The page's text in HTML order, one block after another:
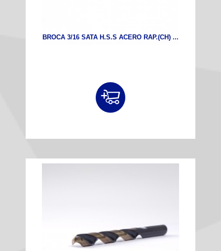
BROCA 3/16 SATA H.S.S ACERO RAP.(CH) ...